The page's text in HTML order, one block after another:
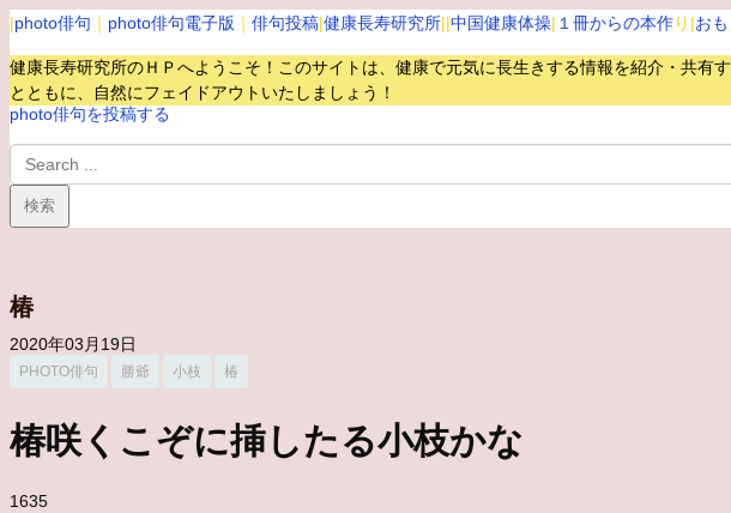
|photo俳句 ｜ photo俳句電子版 ｜ 俳句投稿|健康長寿研究所||中国健康体操| １冊からの本作り|お
健康長寿研究所のＨＰへようこそ！このサイトは、健康で元気に長生きする情報を紹介・共有す
とともに、自然にフェイドアウトいたしましょう！
photo俳句を投稿する
椿
2020年03月19日
PHOTO俳句 勝爺 小枝 椿
椿咲くこぞに挿したる小枝かな
1635